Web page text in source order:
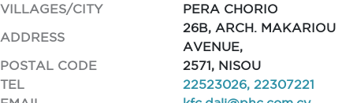
VILLAGES/CITY
PERA CHORIO
ADDRESS
26B, ARCH. MAKARIOU
AVENUE,
POSTAL CODE
2571, NISOU
TEL
22523026, 22307221